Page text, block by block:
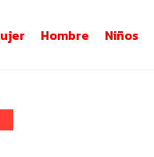
Hombre Niños